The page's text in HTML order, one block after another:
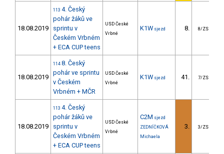
18.08.2019
113 4. Český
pohár žáků ve
sprintu v
Českém Vrbném
+ ECA CUP teens
USD České
Vrbné
K1W sjezd 8. 8/ZS
18.08.2019
114 8. Český
pohár ve sprintu
v Českém
Vrbném + MČR
USD České
Vrbné
K1W sjezd 41. 7/ZS
18.08.2019
113 4. Český
pohár žáků ve
sprintu v
Českém Vrbném
+ ECA CUP teens
USD České
Vrbné
C2M sjezd
ZEDNÍČKOVÁ
Michaela
3. 3/ZS